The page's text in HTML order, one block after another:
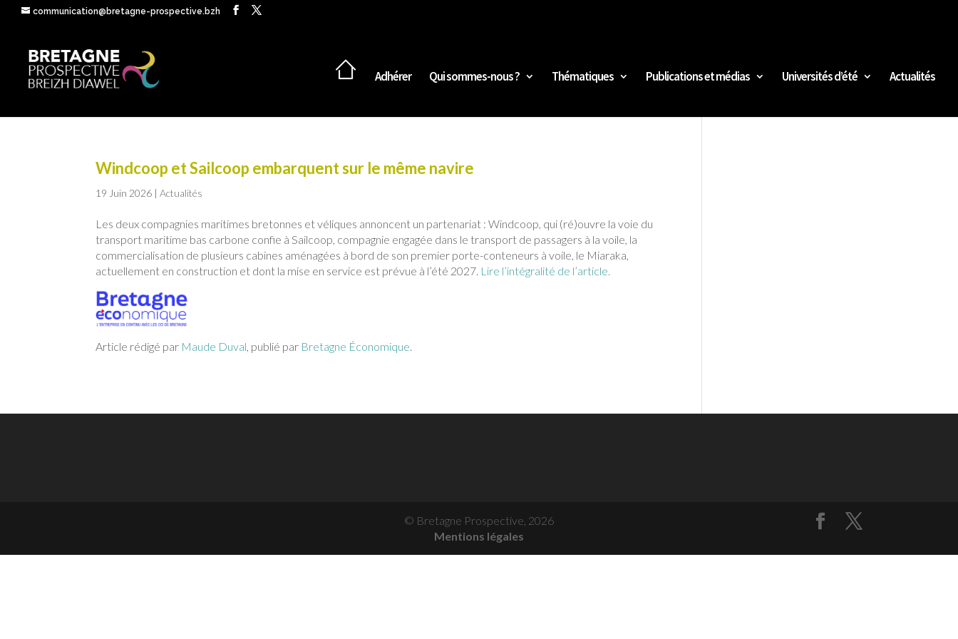
communication@bretagne-prospective.bzh
Adhérer Qui sommes-nous ? Thématiques Publications et médias Universités d’été Actualités
Windcoop et Sailcoop embarquent sur le même navire
19 Juin 2026 |Actualités
Les deux compagnies maritimes bretonnes et véliques annoncent un partenariat : Windcoop, qui (ré)ouvre la voie du
transport maritime bas carbone confie à Sailcoop, compagnie engagée dans le transport de passagers à la voile, la
commercialisation de plusieurs cabines aménagées à bord de son premier porte-conteneurs à voile, le Miaraka,
actuellement en construction et dont la mise en service est prévue à l’été 2027. Lire l’intégralité de l’article.
Article rédigé par Maude Duval, publié par Bretagne Économique.
© Bretagne Prospective, 2026
Mentions légales